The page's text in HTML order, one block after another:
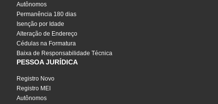
Autônomos
Permanência 180 dias
Isenção por Idade
Alteração de Endereço
Cédulas na Formatura
Baixa de Responsabilidade Técnica
PESSOA JURÍDICA
Registro Novo
Registro MEI
Autônomos